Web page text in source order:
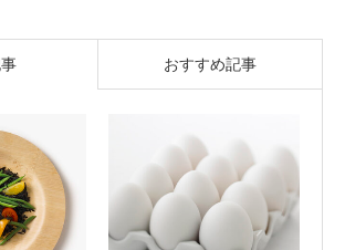
おすすめ記事